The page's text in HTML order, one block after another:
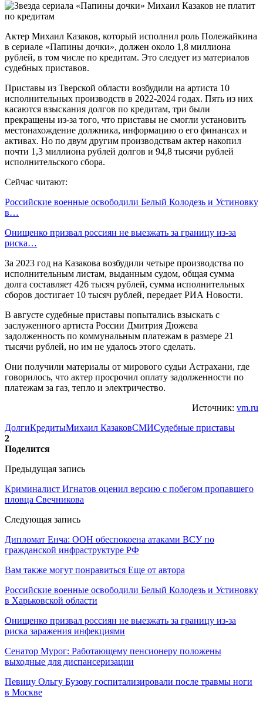
Актер Михаил Казаков, который исполнил роль Полежайкина
в сериале «Папины дочки», должен около 1,8 миллиона
рублей, в том числе по кредитам. Это следует из материалов
судебных приставов.
Приставы из Тверской области возбудили на артиста 10
исполнительных производств в 2022-2024 годах. Пять из них
касаются взыскания долгов по кредитам, три были
прекращены из-за того, что приставы не смогли установить
местонахождение должника, информацию о его финансах и
активах. Но по двум другим производствам актер накопил
почти 1,3 миллиона рублей долгов и 94,8 тысячи рублей
исполнительского сбора.
Сейчас читают:
Российские военные освободили Белый Колодезь и Устиновку
в…
Онищенко призвал россиян не выезжать за границу из-за
риска…
За 2023 год на Казакова возбудили четыре производства по
исполнительным листам, выданным судом, общая сумма
долга составляет 426 тысяч рублей, сумма исполнительных
сборов достигает 10 тысяч рублей, передает РИА Новости.
В августе судебные приставы попытались взыскать с
заслуженного артиста России Дмитрия Дюжева
задолженность по коммунальным платежам в размере 21
тысячи рублей, но им не удалось этого сделать.
Они получили материалы от мирового судьи Астрахани, где
говорилось, что актер просрочил оплату задолженности по
платежам за газ, тепло и электричество.
Источник: vm.ru
ДолгиКредитыМихаил КазаковСМИСудебные приставы
2
Поделится
Предыдущая запись
Криминалист Игнатов оценил версию с побегом пропавшего
пловца Свечникова
Следующая запись
Дипломат Енча: ООН обеспокоена атаками ВСУ по
гражданской инфраструктуре РФ
Вам также могут понравиться Еще от автора
Российские военные освободили Белый Колодезь и Устиновку
в Харьковской области
Онищенко призвал россиян не выезжать за границу из-за
риска заражения инфекциями
Сенатор Мурог: Работающему пенсионеру положены
выходные для диспансеризации
Певицу Ольгу Бузову госпитализировали после травмы ноги
в Москве